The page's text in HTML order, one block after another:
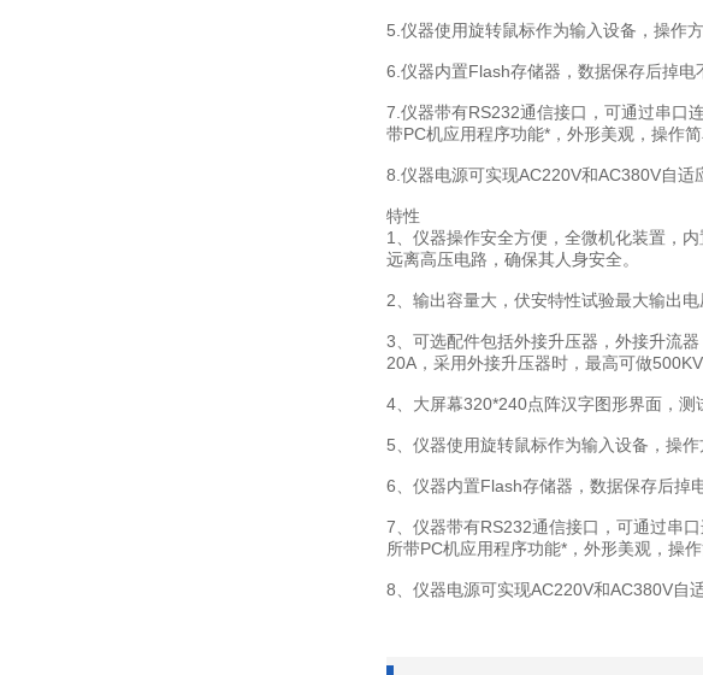
5.仪器使用旋转鼠标作为输入设备，操作
6.仪器内置Flash存储器，数据保存后掉电
7.仪器带有RS232通信接口，可通过串口
带PC机应用程序功能*，外形美观，操作
8.仪器电源可实现AC220V和AC380V自适
特性
1、仪器操作安全方便，全微机化装置，
远离高压电路，确保其人身安全。
2、输出容量大，伏安特性试验最大输出
3、可选配件包括外接升压器，外接升流
20A，采用外接升压器时，最高可做
4、大屏幕320*240点阵汉字图形界面，测
5、仪器使用旋转鼠标作为输入设备，操作
6、仪器内置Flash存储器，数据保存后掉
7、仪器带有RS232通信接口，可通过串
所带PC机应用程序功能*，外形美观，操
8、仪器电源可实现AC220V和AC380V自适